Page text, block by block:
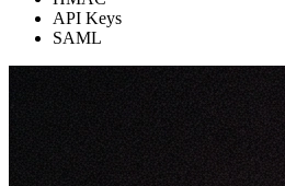
API Keys
SAML